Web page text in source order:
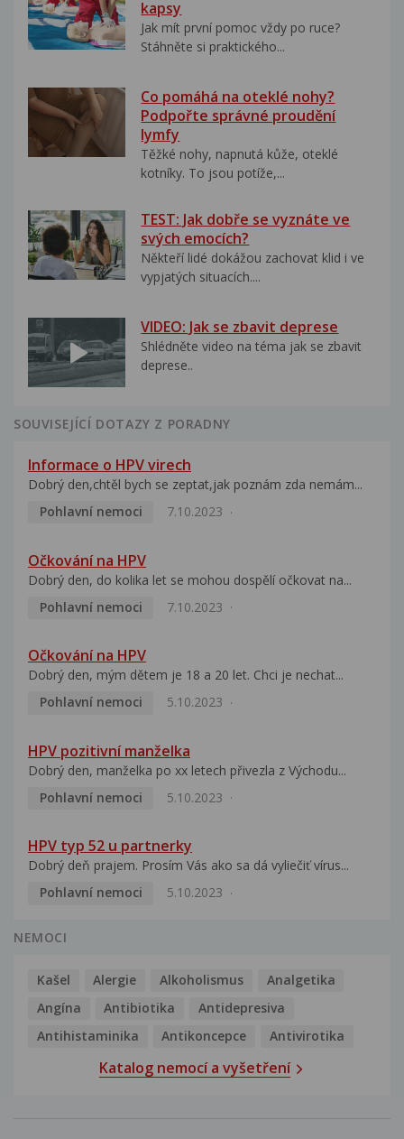
kapsy
Jak mít první pomoc vždy po ruce?
Stáhněte si praktického...
Co pomáhá na oteklé nohy?
Podpořte správné proudění
lymfy
Těžké nohy, napnutá kůže, oteklé
kotníky. To jsou potíže,...
TEST: Jak dobře se vyznáte ve
svých emocích?
Někteří lidé dokážou zachovat klid i ve
vypjatých situacích....
VIDEO: Jak se zbavit deprese
Shlédněte video na téma jak se zbavit
deprese..
SOUVISEJÍCÍ DOTAZY Z PORADNY
Informace o HPV virech
Dobrý den,chtěl bych se zeptat,jak poznám zda nemám...
Pohlavní nemoci
7.10.2023
Očkování na HPV
Dobrý den, do kolika let se mohou dospělí očkovat na...
Pohlavní nemoci
7.10.2023
Očkování na HPV
Dobrý den, mým dětem je 18 a 20 let. Chci je nechat...
Pohlavní nemoci
5.10.2023
HPV pozitivní manželka
Dobrý den, manželka po xx letech přivezla z Východu...
Pohlavní nemoci
5.10.2023
HPV typ 52 u partnerky
Dobrý deň prajem. Prosím Vás ako sa dá vyliečiť vírus...
Pohlavní nemoci
5.10.2023
NEMOCI
Kašel Alergie Alkoholismus
Analgetika
Angína
Antibiotika
Antidepresiva
Antihistaminika
Antikoncepce Antivirotika
Katalog nemocí a vyšetření